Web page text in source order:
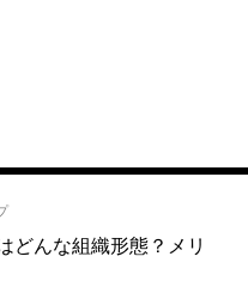
どんな組織形態？メリ